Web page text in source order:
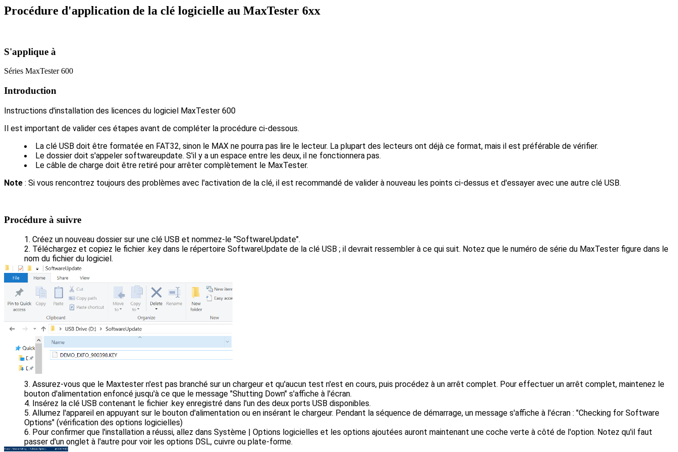
Procédure d'application de la clé logicielle au MaxTester 6xx
S'applique à
Séries MaxTester 600
Introduction
Instructions d'installation des licences du logiciel MaxTester 600
Il est important de valider ces étapes avant de compléter la procédure ci-dessous.
La clé USB doit être formatée en FAT32, sinon le MAX ne pourra pas lire le lecteur. La plupart des lecteurs ont déjà ce format, mais il est préférable de vérifier.
Le dossier doit s'appeler softwareupdate. S'il y a un espace entre les deux, il ne fonctionnera pas.
Le câble de charge doit être retiré pour arrêter complètement le MaxTester.
Note : Si vous rencontrez toujours des problèmes avec l'activation de la clé, il est recommandé de valider à nouveau les points ci-dessus et d'essayer avec une autre clé USB.
Procédure à suivre
Créez un nouveau dossier sur une clé USB et nommez-le "SoftwareUpdate".
Téléchargez et copiez le fichier .key dans le répertoire SoftwareUpdate de la clé USB ; il devrait ressembler à ce qui suit. Notez que le numéro de série du MaxTester figure dans le
nom du fichier du logiciel.
Assurez-vous que le Maxtester n'est pas branché sur un chargeur et qu'aucun test n'est en cours, puis procédez à un arrêt complet. Pour effectuer un arrêt complet, maintenez le
bouton d'alimentation enfoncé jusqu'à ce que le message "Shutting Down" s'affiche à l'écran.
Insérez la clé USB contenant le fichier .key enregistré dans l'un des deux ports USB disponibles.
Allumez l'appareil en appuyant sur le bouton d'alimentation ou en insérant le chargeur. Pendant la séquence de démarrage, un message s'affiche à l'écran : "Checking for Software
Options" (vérification des options logicielles)
Pour confirmer que l'installation a réussi, allez dans Système | Options logicielles et les options ajoutées auront maintenant une coche verte à côté de l'option. Notez qu'il faut
passer d'un onglet à l'autre pour voir les options DSL, cuivre ou plate-forme.